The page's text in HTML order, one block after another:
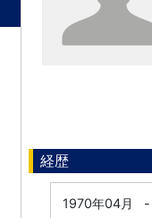
経歴
1970年04月 -